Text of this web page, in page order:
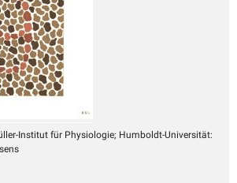
Institut für Physiologie; Humboldt-Universität: